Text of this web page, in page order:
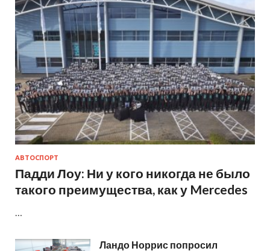
АВТОСПОРТ
Падди Лоу: Ни у кого никогда не было
такого преимущества, как у Mercedes
…
Ландо Норрис попросил